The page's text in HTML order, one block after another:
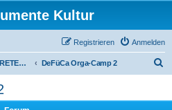
Kultur
Anmelden
Registrieren
NUN ZU KONKRETEN AKTIONEN U PROJEKTEN, ALS WICHTIGSTES AUSSER-PARLAMENTARISCHE KOMMUNEN WIE DAS DeFüCa DeFüCa Orga-Camp 2